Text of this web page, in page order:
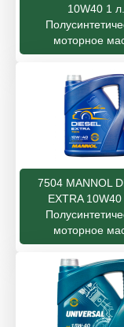
10W40 1 л.
моторное
7504 MANNOL
EXTRA 10W40
моторное